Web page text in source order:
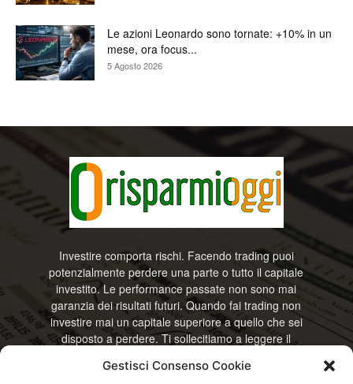
Gestisci Consenso Cookie
Le azioni Leonardo sono tornate: +10% in un
mese, ora focus...
5 Agosto 2026
Investire comporta rischi. Facendo trading puoi
potenzialmente perdere una parte o tutto il capitale
investito. Le performance passate non sono mai
garanzia dei risultati futuri. Quando fai trading non
investire mai un capitale superiore a quello che sei
disposto a perdere. Ti sollecitiamo a leggere il
RisparmiOggi non offre alcun genere di consulenza